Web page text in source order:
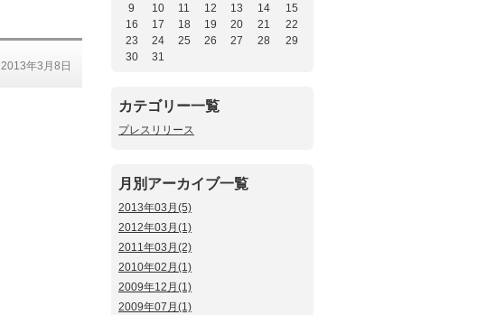
2013年3月8日
9
10 11 12 13 14
15
16
17 18 19 20 21
22
23
24 25 26 27 28
29
30
31
カテゴリー一覧
プレスリリース
月別アーカイブ一覧
2013年03月(5)
2012年03月(1)
2011年03月(2)
2010年02月(1)
2009年12月(1)
2009年07月(1)